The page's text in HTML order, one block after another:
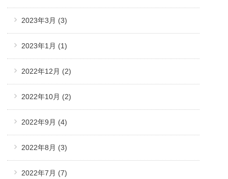
2023年3月 (3)
2023年1月 (1)
2022年12月 (2)
2022年10月 (2)
2022年9月 (4)
2022年8月 (3)
2022年7月 (7)